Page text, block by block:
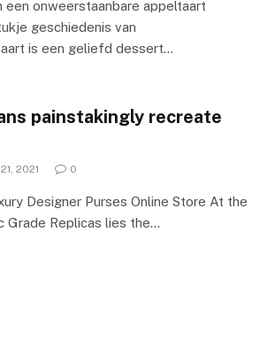
een onweerstaanbare appeltaart
geschiedenis van
is een geliefd dessert…
painstakingly recreate
2021 0
Designer Purses Online Store At the
Grade Replicas lies the…